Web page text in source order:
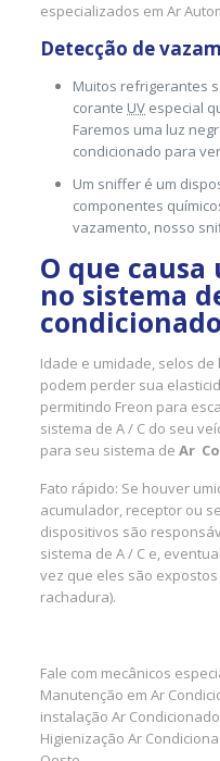
especializados em Ar
Detecção de
Muitos refrigerantes
corante UV especial
Faremos uma luz
condicionado para
Um sniffer é um
componentes
vazamento, nosso
O que
no sistema
Idade e umidade, selos
podem perder sua
permitindo Freon para
sistema de A / C do seu
para seu sistema deAr
Fato rápido: Se houver
acumulador, receptor ou
dispositivos são
sistema de A / C e,
vez que eles são
rachadura).
Fale com mecânicos
Manutenção em Ar
instalação Ar
Higienização Ar